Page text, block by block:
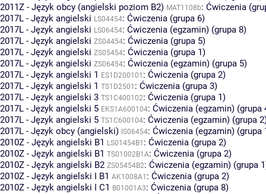
2011Z - Język obcy (angielski poziom B2) MAT1108b: Ćwiczenia
2017L - Język angielski LS04454: Ćwiczenia (grupa 6)
2017L - Język angielski LS06454: Ćwiczenia (egzamin) (grupa 8)
2017L - Język angielski ZS04454: Ćwiczenia (grupa 5)
2017L - Język angielski ZS05454: Ćwiczenia (grupa 1)
2017L - Język angielski ZS06454: Ćwiczenia (egzamin) (grupa 5)
2017L - Język angielski 1 ES1D200101 : Ćwiczenia (grupa 2)
2017L - Język angielski 1 TS1D2501 : Ćwiczenia (grupa 3)
2017L - Język angielski 3 TS1C400102: Ćwiczenia (grupa 1)
2017L - Język angielski 5 EKS1A600104: Ćwiczenia (egzamin) (grupa
2017L - Język angielski 5 TS1C600104: Ćwiczenia (egzamin) (grupa
2017L - Język obcy (angielski) IS06454: Ćwiczenia (egzamin) (grupa
2010Z - Język angielski B1 LS01454B1 : Ćwiczenia (grupa 2)
2010Z - Język angielski B1 TS01002B1A: Ćwiczenia (grupa 2)
2010Z - Język angielski B2 ZS05454B2: Ćwiczenia (egzamin) (grupa
2010Z - Język angielski I B1 AK1008A1 : Ćwiczenia (grupa 2)
2010Z - Język angielski I C1 B01001A3: Ćwiczenia (grupa 8)